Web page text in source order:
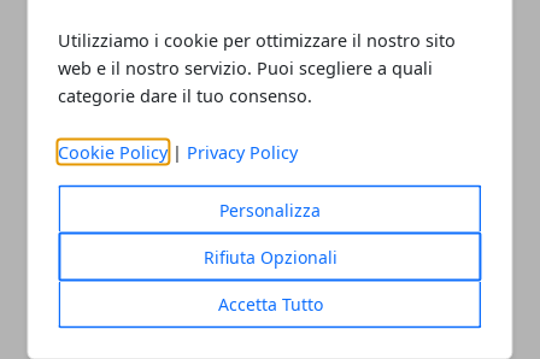
Utilizziamo i cookie per ottimizzare il nostro sito
web e il nostro servizio. Puoi scegliere a quali
categorie dare il tuo consenso.
Cookie Policy | Privacy Policy
Personalizza
Rifiuta Opzionali
Accetta Tutto
Apple
Videogames
Streaming
Android
Musica
MacBook
Google Maps
Hardware